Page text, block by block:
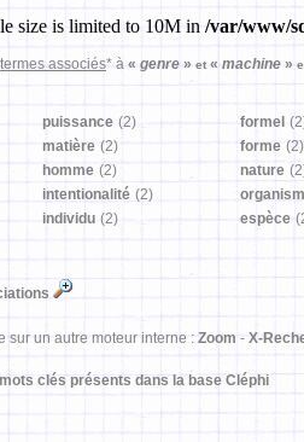
size is limited to 10M in /var/www/
termes associés* à « genre » et «machine »
puissance (2) formel
matière (2) forme (2)
homme (2) nature
intentionalité (2)
individu (2) espèce
sur un autre moteur interne : Zoom - X-
clés présents dans la base Cléphi